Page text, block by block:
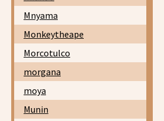
Mnyama
Monkeytheape
Morcotulco
morgana
moya
Munin